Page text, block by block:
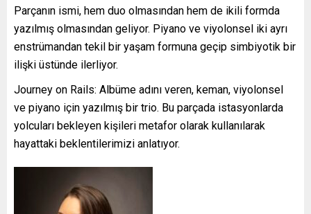
Parçanın ismi, hem duo olmasından hem de ikili formda
yazılmış olmasından geliyor. Piyano ve viyolonsel iki ayrı
enstrümandan tekil bir yaşam formuna geçip simbiyotik bir
ilişki üstünde ilerliyor.
Journey on Rails: Albüme adını veren, keman, viyolonsel
ve piyano için yazılmış bir trio. Bu parçada istasyonlarda
yolcuları bekleyen kişileri metafor olarak kullanılarak
hayattaki beklentilerimizi anlatıyor.